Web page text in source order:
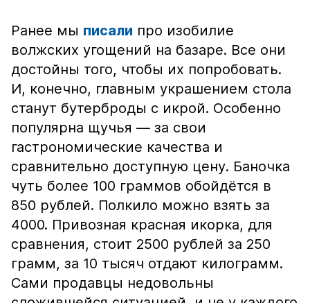
Ранее мы писали про изобилие
волжских угощений на базаре. Все они
достойны того, чтобы их попробовать.
И, конечно, главным украшением стола
станут бутерброды с икрой. Особенно
популярна щучья — за свои
гастрономические качества и
сравнительно доступную цену. Баночка
чуть более 100 граммов обойдётся в
850 рублей. Полкило можно взять за
4000. Привозная красная икорка, для
сравнения, стоит 2500 рублей за 250
грамм, за 10 тысяч отдают килограмм.
Сами продавцы недовольны